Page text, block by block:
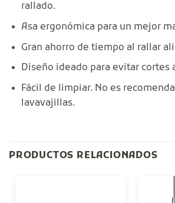
rallado.
Asa ergonómica para un mejor
Gran ahorro de tiempo al rallar
Diseño ideado para evitar cortes
Fácil de limpiar. No es
lavavajillas.
PRODUCTOS RELACIONADOS